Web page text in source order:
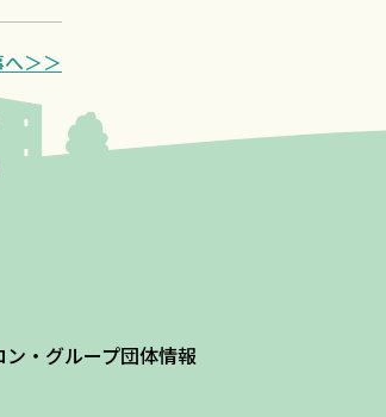
＞＞
・グループ団体情報